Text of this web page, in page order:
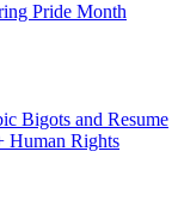
Pride Month
Bigots and Resume
Human Rights